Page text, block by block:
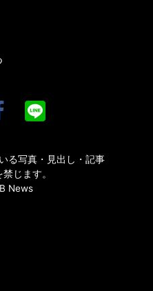
る写真・見出し・記事
じます。
News